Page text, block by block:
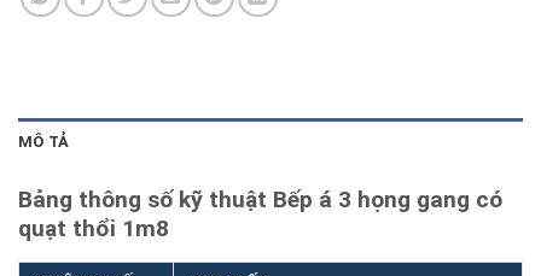
MÔ TẢ
Bảng thông số kỹ thuật Bếp á 3 họng gang có
quạt thổi 1m8